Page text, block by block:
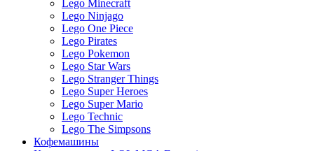
Lego Minecraft
Lego Ninjago
Lego One Piece
Lego Pirates
Lego Pokemon
Lego Star Wars
Lego Stranger Things
Lego Super Heroes
Lego Super Mario
Lego Technic
Lego The Simpsons
Кофемашины